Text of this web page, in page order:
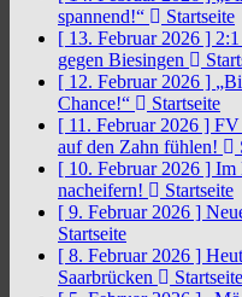
spannend!“
Startseite
[ 13. Februar 2026 ]
gegen Biesingen
[ 12. Februar 2026 ]
Chance!“
Startseite
[ 11. Februar 2026 ] FV
auf den Zahn fühlen!
[ 10. Februar 2026 ] Im
nacheifern!
Startseite
[ 9. Februar 2026 ]
Startseite
[ 8. Februar 2026 ]
Saarbrücken
Startseite